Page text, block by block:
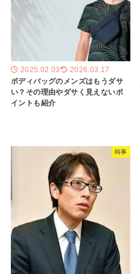
2025.02.03 2026.03.17
ボディバッグのメンズはもうダサ
い？その理由やダサく見えないポ
イントも紹介
時事